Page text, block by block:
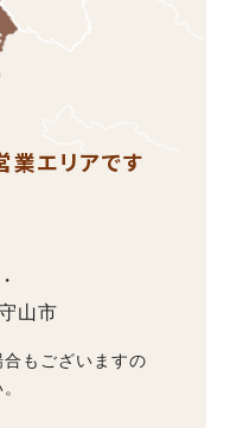
エリアです
山市
もございますの